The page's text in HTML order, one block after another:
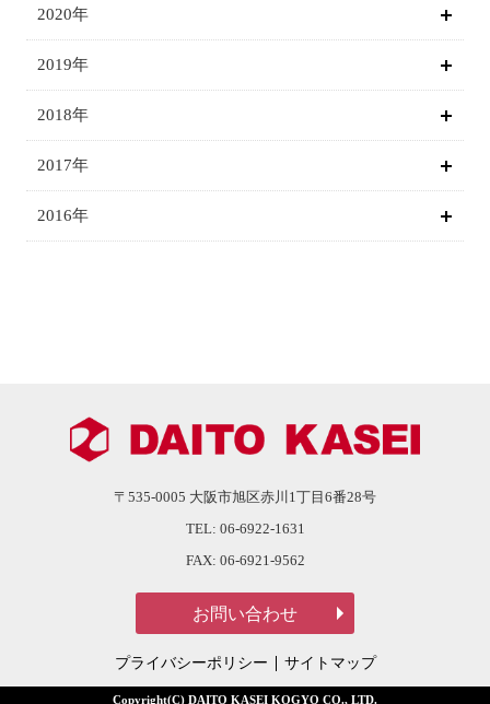
2020年
2019年
2018年
2017年
2016年
〒535-0005 大阪市旭区赤川1丁目6番28号
TEL: 06-6922-1631
FAX: 06-6921-9562
プライバシーポリシー サイトマップ
Copyright(C) DAITO KASEI KOGYO CO., LTD.